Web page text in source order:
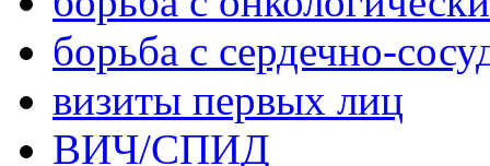
борьба с сердечно-
визиты первых лиц
ВИЧ/СПИД